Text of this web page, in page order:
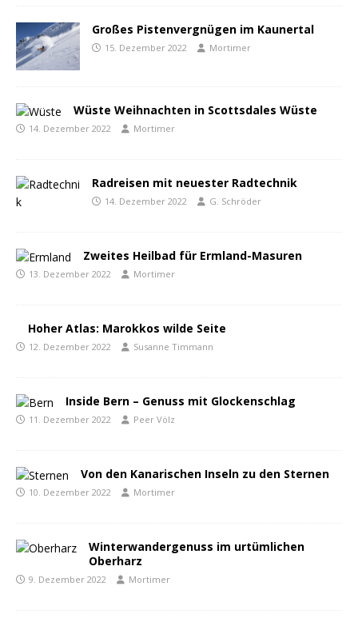
Großes Pistenvergnügen im Kaunertal
15. Dezember 2022 Mortimer
Wüste Weihnachten in Scottsdales Wüste
14. Dezember 2022 Mortimer
Radreisen mit neuester Radtechnik
14. Dezember 2022 G. Schröder
Zweites Heilbad für Ermland-Masuren
13. Dezember 2022 Mortimer
Hoher Atlas: Marokkos wilde Seite
12. Dezember 2022 Susanne Timmann
Inside Bern – Genuss mit Glockenschlag
11. Dezember 2022 Peer Völz
Von den Kanarischen Inseln zu den Sternen
10. Dezember 2022 Mortimer
Winterwandergenuss im urtümlichen
Oberharz
9. Dezember 2022 Mortimer